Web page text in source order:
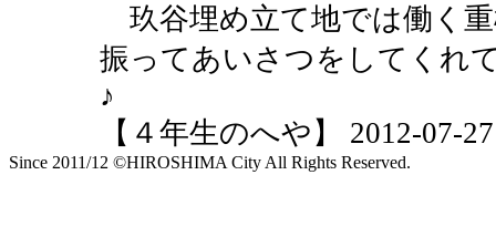
玖谷埋め立て地では働く
振ってあいさつをしてくれ
♪
【４年生のへや】 2012-07-
Since 2011/12 ©HIROSHIMA City All Rights Reserved.